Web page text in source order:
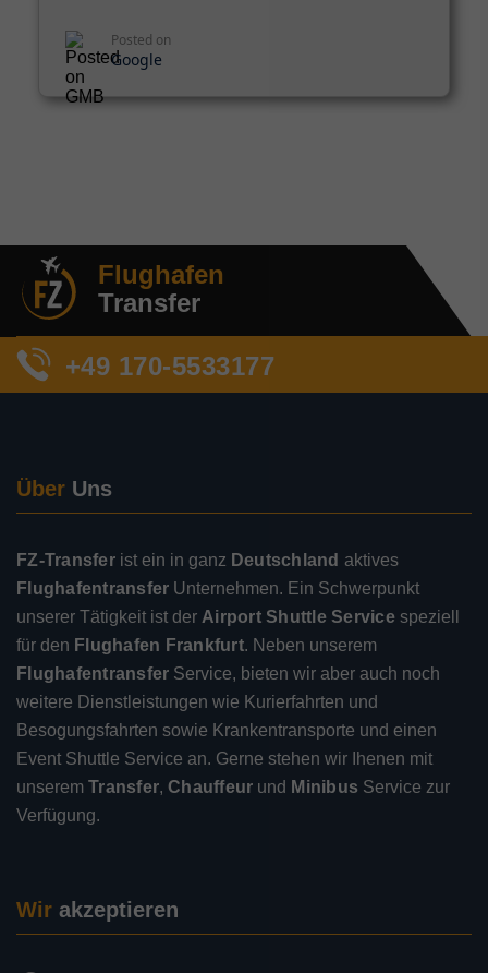
Posted on
Google
Flughafen
Transfer
+49 170-5533177
Über Uns
FZ-Transferist ein in ganz Deutschland aktives
Flughafentransfer Unternehmen. Ein Schwerpunkt
unserer Tätigkeit ist der Airport Shuttle Service speziell
für den Flughafen Frankfurt. Neben unserem
Flughafentransfer Service, bieten wir aber auch noch
weitere Dienstleistungen wie Kurierfahrten und
Besogungsfahrten sowie Krankentransporte und einen
Event Shuttle Service an. Gerne stehen wir Ihenen mit
unserem Transfer, Chauffeur und Minibus Service zur
Verfügung.
Wir akzeptieren